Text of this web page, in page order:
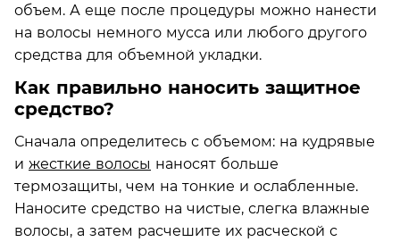
объем. А еще после процедуры можно нанести
на волосы немного мусса или любого другого
средства для объемной укладки.
Как правильно наносить защитное
средство?
Сначала определитесь с объемом: на кудрявые
и жесткие волосы наносят больше
термозащиты, чем на тонкие и ослабленные.
Наносите средство на чистые, слегка влажные
волосы, а затем расчешите их расческой с